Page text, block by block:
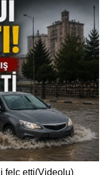
felç etti(Videolu)